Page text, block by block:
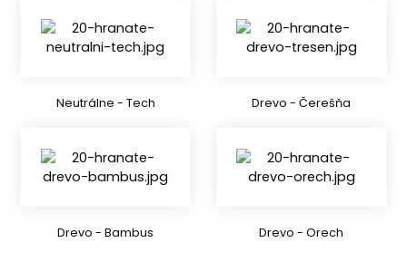
Neutrálne - Tech Drevo - Čerešňa
Drevo - Bambus Drevo - Orech